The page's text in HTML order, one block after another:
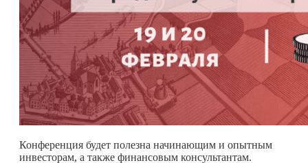
Конференция будет полезна начинающим и опытным
инвесторам, а также финансовым консультантам.